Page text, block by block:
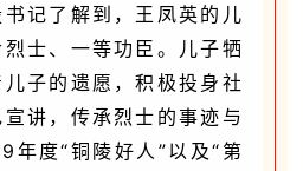
记了解到，王凤英的儿
士、一等功臣。儿子牺
子的遗愿，积极投身社
讲，传承烈士的事迹与
年度“铜陵好人”以及“第